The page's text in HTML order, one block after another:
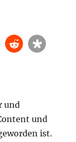
und
und
ist.